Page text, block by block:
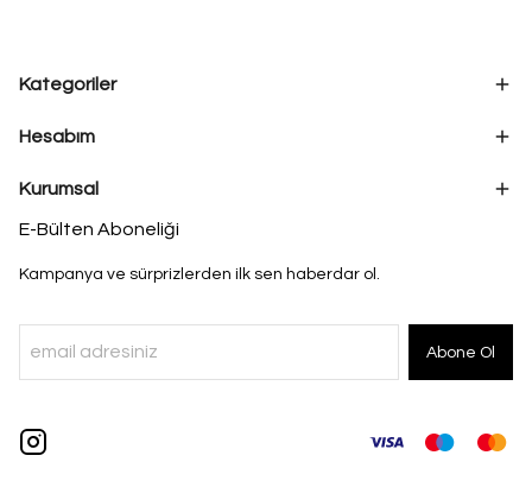
Kategoriler
Hesabım
Kurumsal
E-Bülten Aboneliği
Kampanya ve sürprizlerden ilk sen haberdar ol.
Abone Ol